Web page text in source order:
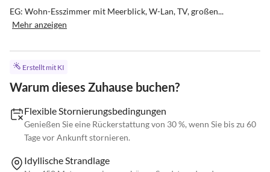
EG: Wohn-Esszimmer mit Meerblick, W-Lan, TV, großen...
Mehr anzeigen
Erstellt mit KI
Warum dieses Zuhause buchen?
Flexible Stornierungsbedingungen
Genießen Sie eine Rückerstattung von 30 %, wenn Sie bis zu 60
Tage vor Ankunft stornieren.
Idyllische Strandlage